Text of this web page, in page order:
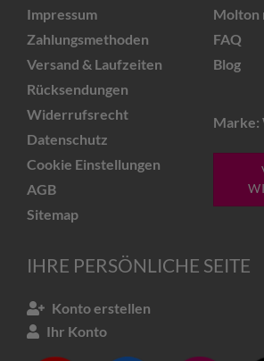
Impressum
Zahlungsmethoden
Versand & Laufzeiten
Rücksendungen
Widerrufsrecht
Datenschutz
Cookie Einstellungen
AGB
Sitemap
Molton
FAQ
Blog
Marke:
IHRE PERSÖNLICHE SEITE
Konto erstellen
Ihr Konto